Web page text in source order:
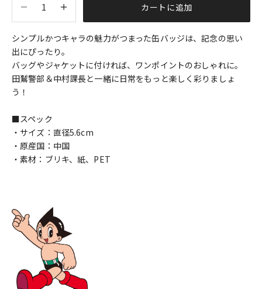
カートに追加
シンプルかつキャラの魅力がつまった缶バッジは、記念の思い
出にぴったり。
バッグやジャケットに付ければ、ワンポイントのおしゃれに。
田鷲警部＆中村課長と一緒に日常をもっと楽しく彩りましょ
う！
■スペック
・サイズ：直径5.6cm
・原産国：中国
・素材：ブリキ、紙、PET